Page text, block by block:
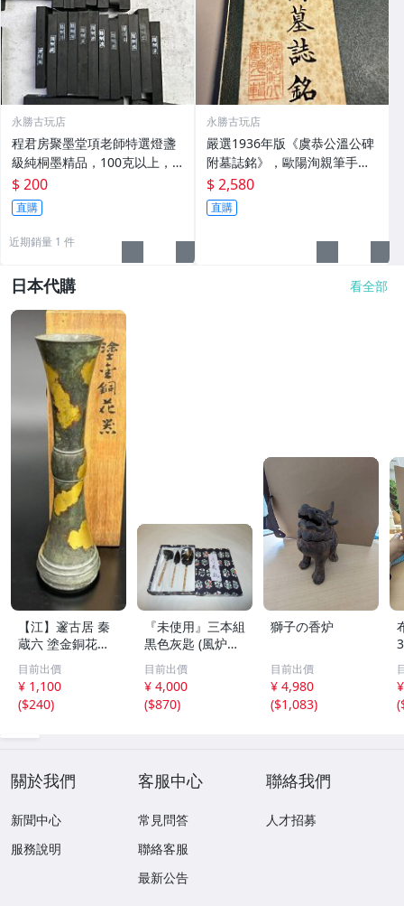
永勝古玩店
程君房聚墨堂項老師特選燈盞
級純桐墨精品，100克以上，
檀香墨質細膩黑亮 藍紫光放 檢
驗嚴選推薦 燈盞級墨 放藍紫光
檢驗嚴選
$ 200
直購
近期銷量 1 件
永勝古玩店
嚴選1936年版《虞恭公溫公碑
附墓誌銘》，歐陽洵親筆手
跡，典藏歷史與書法珍品 唐史
研究 碑刻藝術 田中和市版
$ 2,580
直購
日本代購 看全部
【江】邃古居 秦
蔵六 塗金銅花器
直径約9cm×高さ
30cm 在銘 共箱
古美術品(華道具
花生花瓶花生飾
目前出價
¥ 1,100
($240)
『未使用』三本組
黒色灰匙 (風炉用)
化粧箱
目前出價
¥ 4,000
($870)
獅子の香炉
目前出價
¥ 4,980
($1,083)
(
關於我們
新聞中心
服務說明
客服中心
常見問答
聯絡客服
最新公告
聯絡我們
人才招募